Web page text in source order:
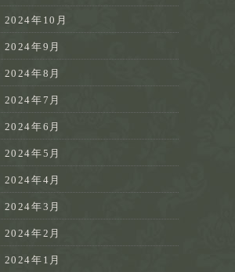
2024年10月
2024年9月
2024年8月
2024年7月
2024年6月
2024年5月
2024年4月
2024年3月
2024年2月
2024年1月